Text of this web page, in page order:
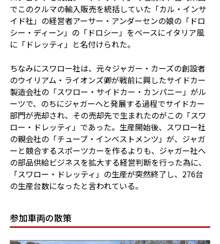
でこのクルマの輸入販売を統括していた「カル・インサ
イド社」の経営者アーサー・アンダーセンの娘の「ドロ
シー・ディーン」の「ドロシー」をベースにイタリア風
に「ドレッティ」と名付けられた。
ちなみにスワロー社は、元々ジャガー・カーズの創設者
のウイリアム・ライオンズ卿が戦前に興したサイドカー
製造会社の「スワロー・サイドカー・カンパニー」がル
ーツで、のちにジャガーへと発展する過程でサイドカー
部門が売却され、その売却先で生まれたのがこの「スワ
ロー・ドレッティ」であった。生産開始後、スワロー社
の親会社の「チューブ・インベストメンツ」が、ジャガ
ーと競合するスポーツカーを作るよりも、ジャガー社へ
の部品供給ビジネスを拡大する経営判断を行った為に、
「スワロー・ドレッティ」の生産が突然終了し、276台
の生産台数になったと言われている。
参加車両の散策